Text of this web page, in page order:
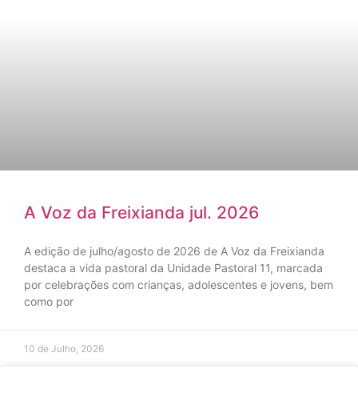
A Voz da Freixianda jul. 2026
A edição de julho/agosto de 2026 de A Voz da Freixianda
destaca a vida pastoral da Unidade Pastoral 11, marcada
por celebrações com crianças, adolescentes e jovens, bem
como por
10 de Julho, 2026